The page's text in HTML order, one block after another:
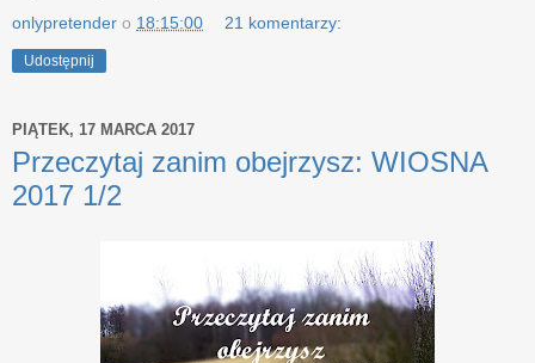
onlypretender o 18:15:00 21 komentarzy:
Udostępnij
PIĄTEK, 17 MARCA 2017
Przeczytaj zanim obejrzysz: WIOSNA
2017 1/2